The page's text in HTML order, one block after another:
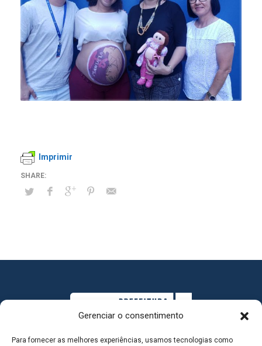
Gerenciar o consentimento
Para fornecer as melhores experiências, usamos tecnologias como
Imprimir